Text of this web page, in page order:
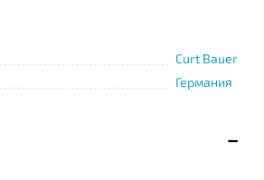
Curt Bauer
Германия